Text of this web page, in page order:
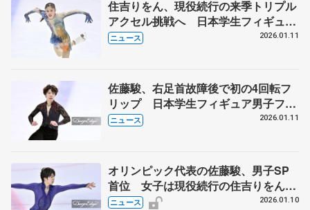
住吉りをん、現役続行の来季トリプル
アクセル挑戦へ 日本学生フィギュア
女子フリー
ニュース 2026.01.11
佐藤駿、右足首故障後で初の4回転フ
リップ 日本学生フィギュア男子フリ
ー
ニュース 2026.01.11
オリンピック代表の佐藤駿、男子SP
首位 女子は現役続行の住吉りをんが
トップ 日本学生フィギュア第1日
ニュース 2026.01.10